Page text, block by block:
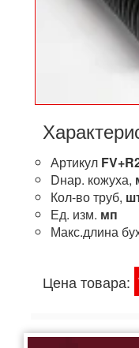
Артикул
Dнар. кожуха,
Кол-во труб,
Ед. изм. мп
Макс.длина
Цена товара: